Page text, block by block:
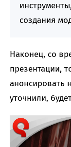
создания
Наконец, со
презентации,
анонсировать
уточнили,